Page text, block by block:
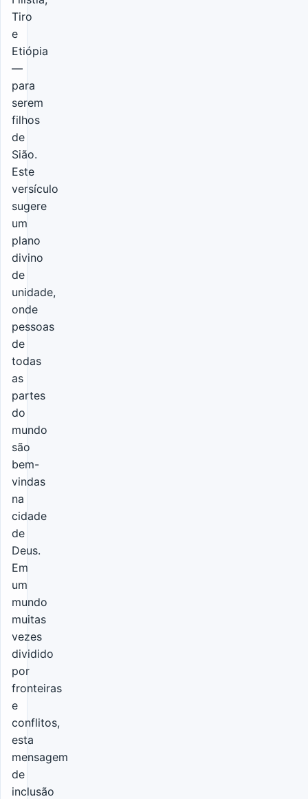
Tiro
e
Etiópia
—
para
serem
filhos
de
Sião.
Este
versículo
sugere
um
plano
divino
de
unidade,
onde
pessoas
de
todas
as
partes
do
mundo
são
bem-
vindas
na
cidade
de
Deus.
Em
um
mundo
muitas
vezes
dividido
por
fronteiras
e
conflitos,
esta
mensagem
de
inclusão